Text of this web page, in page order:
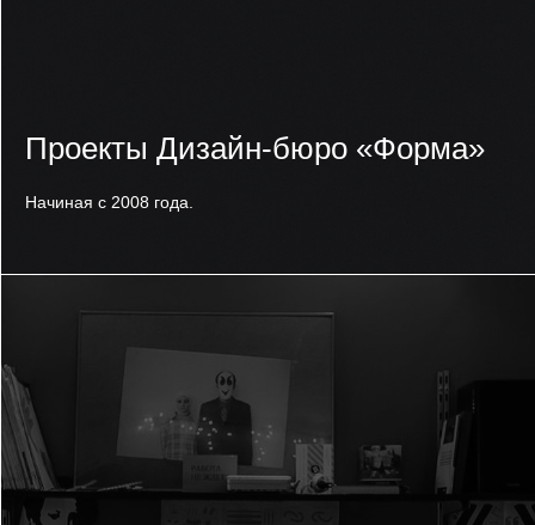
Проекты Дизайн-бюро «Форма»
Начиная с 2008 года.